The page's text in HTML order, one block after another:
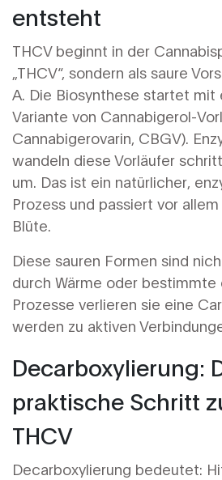
entsteht
THCV beginnt in der
„THCV“, sondern als saure
A. Die Biosynthese startet mit
Variante von Cannabigerol-
Cannabigerovarin, CBGV).
wandeln diese Vorläufer
um. Das ist ein natürlicher,
Prozess und passiert vor
Blüte.
Diese sauren Formen sind
durch Wärme oder bestimmte
Prozesse verlieren sie eine
werden zu aktiven
Decarboxylierung:
praktische Schritt
THCV
Decarboxylierung bedeutet: